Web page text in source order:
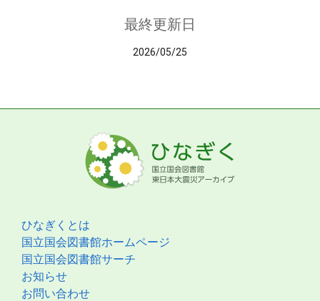
最終更新日
2026/05/25
ひなぎくとは
国立国会図書館ホームページ
国立国会図書館サーチ
お知らせ
お問い合わせ